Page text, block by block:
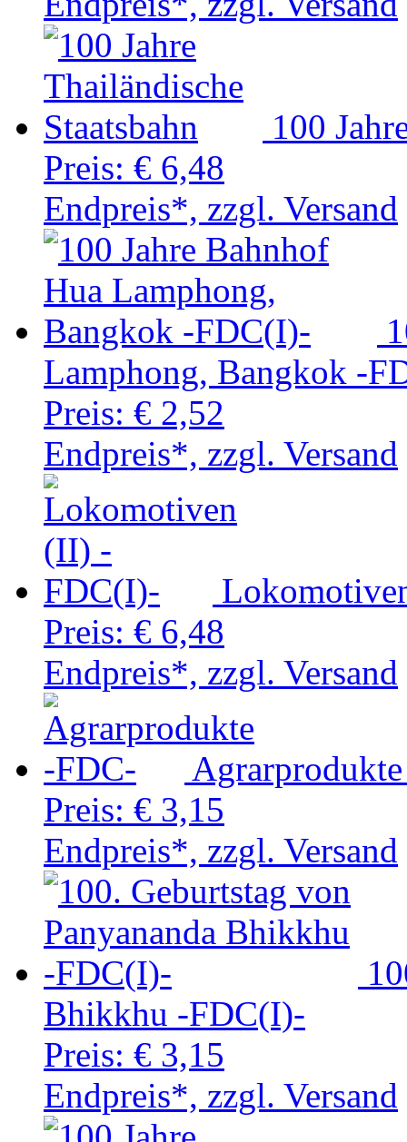
100
Preis: € 6,48
Endpreis*, zzgl. Versand
Lamphong, Bangkok -
Preis: € 2,52
Endpreis*, zzgl. Versand
Preis: € 6,48
Endpreis*, zzgl. Versand
Preis: € 3,15
Endpreis*, zzgl. Versand
Bhikkhu -FDC(I)-
Preis: € 3,15
Endpreis*, zzgl. Versand